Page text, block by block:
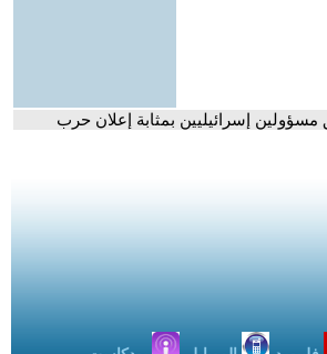
إسرائيليين بمثابة إعلان حرب